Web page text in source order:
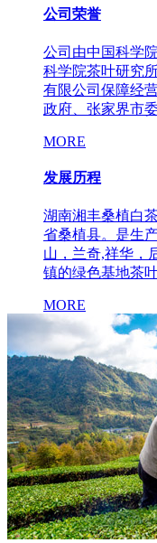
公司荣誉
公司由中国科学
科学院茶叶研究
有限公司保障经
政府、张家界市
MORE
发展历程
湖南湘丰桑植白
省桑植县。是生
山，兰奇,祥华，
镇的绿色基地茶叶
MORE